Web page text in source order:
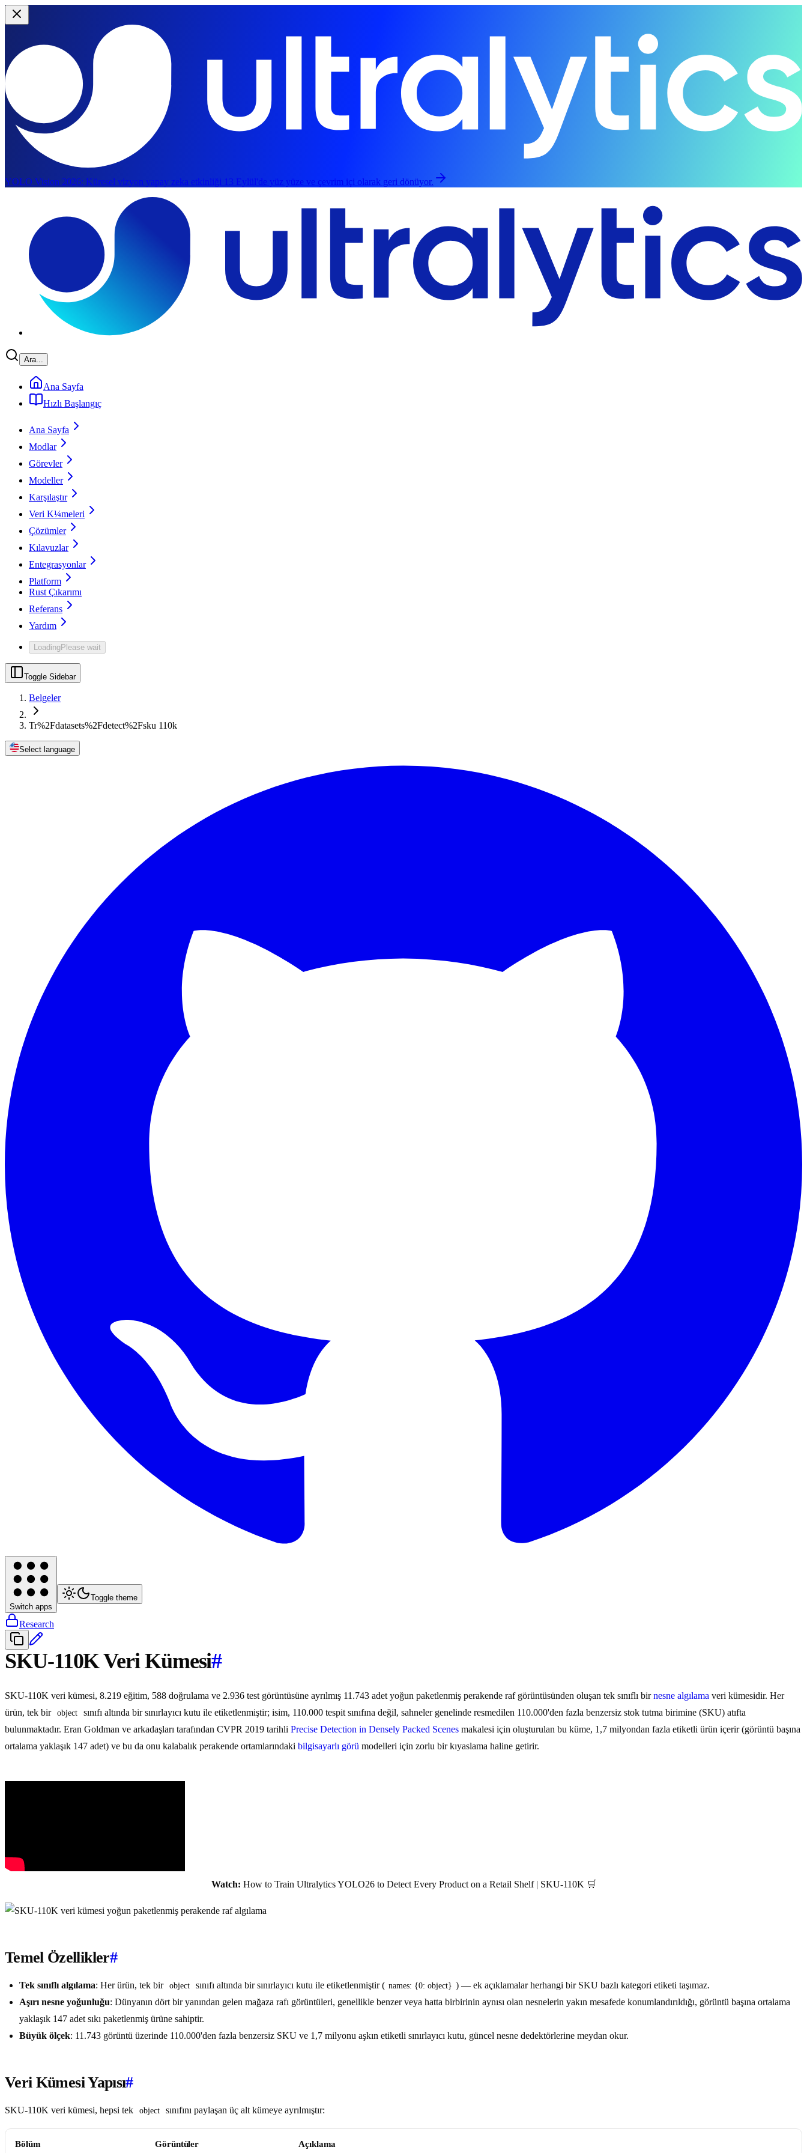
YOLO Vision 2026: Küresel vizyon yapay zeka etkinliği 13 Eylül'de yüz yüze ve çevrim içi olarak geri dönüyor.
Ara...
Ana Sayfa
Hızlı Başlangıç
Ana Sayfa
Modlar
Görevler
Modeller
Karşılaştır
Veri K¼meleri
Çözümler
Kılavuzlar
Entegrasyonlar
Platform
Rust Çıkarımı
Referans
Yardım
LoadingPlease wait
Toggle Sidebar
Belgeler
Tr%2Fdatasets%2Fdetect%2Fsku 110k
Select language
Switch apps
Toggle theme
Research
SKU-110K Veri Kümesi#
SKU-110K veri kümesi, 8.219 eğitim, 588 doğrulama ve 2.936 test görüntüsüne ayrılmış 11.743 adet yoğun paketlenmiş perakende raf görüntüsünden oluşan tek sınıflı birnesne algılama veri kümesidir. Her
ürün, tek bir object
sınıfı altında bir sınırlayıcı kutu ile etiketlenmiştir; isim, 110.000 tespit sınıfına değil, sahneler genelinde resmedilen 110.000'den fazla benzersiz stok tutma birimine (SKU) atıfta
bulunmaktadır. Eran Goldman ve arkadaşları tarafından CVPR 2019 tarihli Precise Detection in Densely Packed Scenes makalesi için oluşturulan bu küme, 1,7 milyondan fazla etiketli ürün içerir (görüntü başına
ortalama yaklaşık 147 adet) ve bu da onu kalabalık perakende ortamlarındaki bilgisayarlı görü modelleri için zorlu bir kıyaslama haline getirir.
Watch: How to Train Ultralytics YOLO26 to Detect Every Product on a Retail Shelf | SKU-110K 🛒
Temel Özellikler#
Tek sınıflı algılama: Her ürün, tek bir object sınıfı altında bir sınırlayıcı kutu ile etiketlenmiştir ( names: {0: object} ) — ek açıklamalar herhangi bir SKU bazlı kategori etiketi taşımaz.
Aşırı nesne yoğunluğu: Dünyanın dört bir yanından gelen mağaza rafı görüntüleri, genellikle benzer veya hatta birbirinin aynısı olan nesnelerin yakın mesafede konumlandırıldığı, görüntü başına ortalama
yaklaşık 147 adet sıkı paketlenmiş ürüne sahiptir.
Büyük ölçek: 11.743 görüntü üzerinde 110.000'den fazla benzersiz SKU ve 1,7 milyonu aşkın etiketli sınırlayıcı kutu, güncel nesne dedektörlerine meydan okur.
Veri Kümesi Yapısı#
SKU-110K veri kümesi, hepsi tek object sınıfını paylaşan üç alt kümeye ayrılmıştır:
Bölüm Görüntüler Açıklama